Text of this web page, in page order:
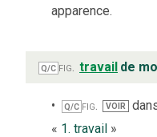
apparence.
Q/C fig. travail de
Q/C fig. VOIR
« 1. travail »